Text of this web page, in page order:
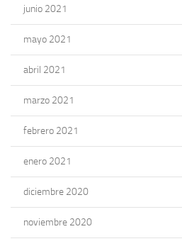
junio 2021
mayo 2021
abril 2021
marzo 2021
febrero 2021
enero 2021
diciembre 2020
noviembre 2020